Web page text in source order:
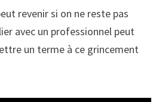
revenir si on ne reste pas
avec un professionnel peut
un terme à ce grincement